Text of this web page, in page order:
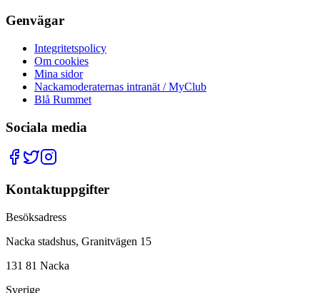
Genvägar
Integritetspolicy
Om cookies
Mina sidor
Nackamoderaternas intranät / MyClub
Blå Rummet
Sociala media
Kontaktuppgifter
Besöksadress
Nacka stadshus, Granitvägen 15
131 81 Nacka
Sverige